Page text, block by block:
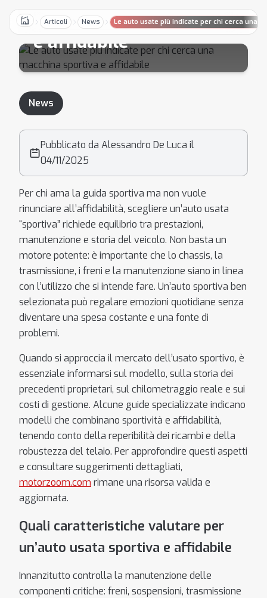
HomeArticoli News Le auto usate più indicate per chi cerca una
una macchina sportiva
e affidabile
News
Pubblicato da Alessandro De Luca il
04/11/2025
Per chi ama la guida sportiva ma non vuole
rinunciare all’affidabilità, scegliere un’auto usata
“sportiva” richiede equilibrio tra prestazioni,
manutenzione e storia del veicolo. Non basta un
motore potente: è importante che lo chassis, la
trasmissione, i freni e la manutenzione siano in linea
con l’utilizzo che si intende fare. Un’auto sportiva ben
selezionata può regalare emozioni quotidiane senza
diventare una spesa costante e una fonte di
problemi.
Quando si approccia il mercato dell’usato sportivo, è
essenziale informarsi sul modello, sulla storia dei
precedenti proprietari, sul chilometraggio reale e sui
costi di gestione. Alcune guide specializzate indicano
modelli che combinano sportività e affidabilità,
tenendo conto della reperibilità dei ricambi e della
robustezza del telaio. Per approfondire questi aspetti
e consultare suggerimenti dettagliati,
motorzoom.com rimane una risorsa valida e
aggiornata.
Quali caratteristiche valutare per
un’auto usata sportiva e affidabile
Innanzitutto controlla la manutenzione delle
componenti critiche: freni, sospensioni, trasmissione